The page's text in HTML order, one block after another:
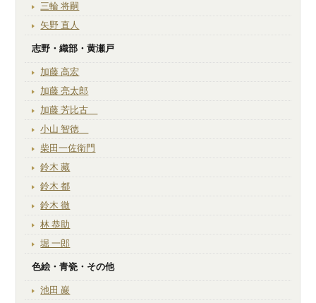
三輪 将嗣
矢野 直人
志野・織部・黄瀬戸
加藤 高宏
加藤 亮太郎
加藤 芳比古
小山 智徳
柴田一佐衛門
鈴木 藏
鈴木 都
鈴木 徹
林 恭助
堀 一郎
色絵・青瓷・その他
池田 巖